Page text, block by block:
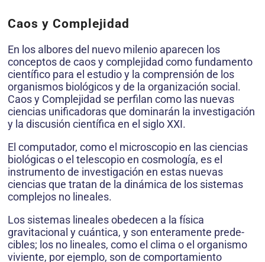
Caos y Complejidad
En los albores del nuevo milenio aparecen los
conceptos de caos y complejidad como fundamento
científico para el estudio y la comprensión de los
organismos biológicos y de la organización social.
Caos y Complejidad se perfilan como las nuevas
ciencias unificadoras que dominarán la investigación
y la discusión científica en el siglo XXI.
El computador, como el microscopio en las ciencias
biológicas o el telescopio en cosmología, es el
instrumento de investigación en estas nuevas
ciencias que tratan de la dinámica de los sistemas
complejos no lineales.
Los sistemas lineales obedecen a la física
gravitacional y cuántica, y son enteramente prede-
cibles; los no lineales, como el clima o el organismo
viviente, por ejemplo, son de comportamiento